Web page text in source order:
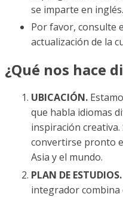
se imparte en inglés.
Por favor, consulte
actualización de la
¿Qué nos hace
UBICACIÓN.
que habla idiomas
inspiración
convertirse pronto
Asia y el mundo.
PLAN DE ESTUDIOS.
integrador combina